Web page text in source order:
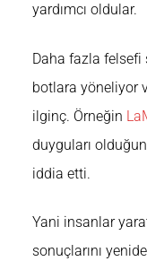
yardımcı oldular.
Daha fazla felsefi
botlara yöneliyor
ilginç. Örneğin
duyguları
iddia etti.
Yani insanlar
sonuçlarını